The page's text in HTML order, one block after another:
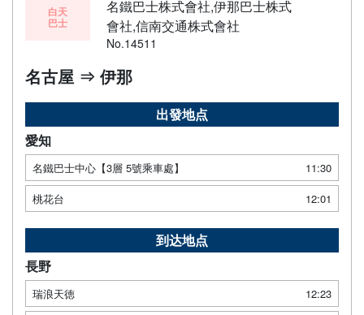
白天
巴士
名鐵巴士株式會社,伊那巴士株式
會社,信南交通株式會社
No.14511
名古屋 ⇒ 伊那
出發地点
愛知
名鐵巴士中心【3層 5號乘車處】
11:30
桃花台
12:01
到达地点
長野
瑞浪天徳
12:23